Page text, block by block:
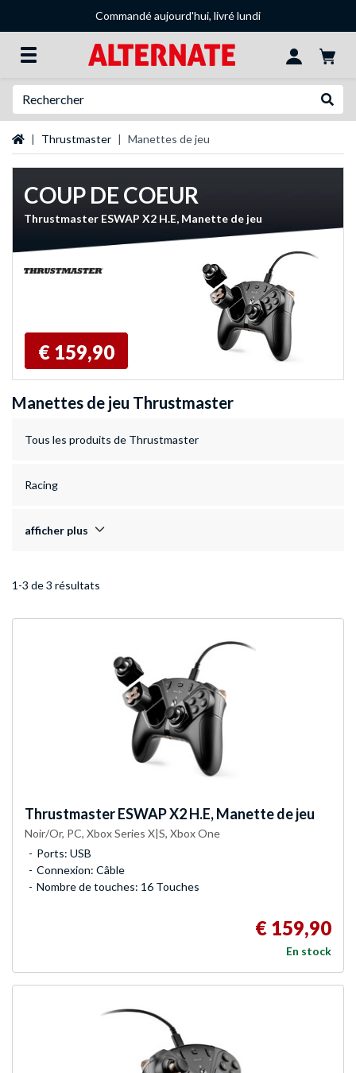
Commandé aujourd'hui, livré lundi
Page d'accueil
Thrustmaster Manettes de jeu
COUP DE COEUR
Thrustmaster ESWAP X2 H.E, Manette de jeu
€ 159,90
Manettes de jeu Thrustmaster
Tous les produits de Thrustmaster
Racing
afficher plus
1-3 de 3 résultats
ThrustmasterESWAP X2 H.E, Manette de jeu
Noir/Or, PC, Xbox Series X|S, Xbox One
Ports: USB
Connexion: Câble
Nombre de touches: 16 Touches
€ 159,90
En stock